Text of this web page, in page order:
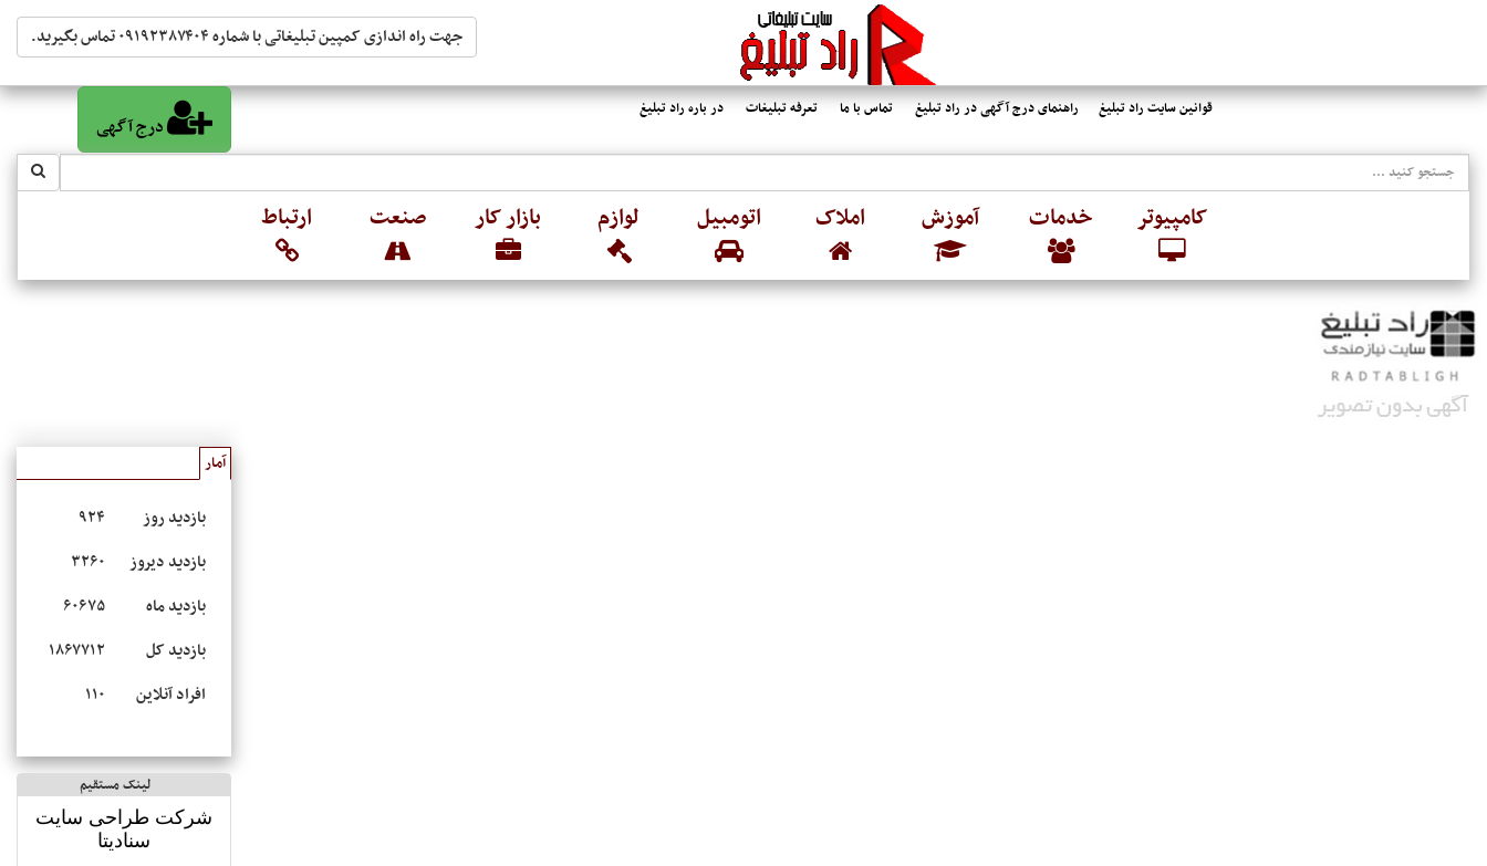
جهت راه اندازی کمپین تبلیغاتی با شماره ۰۹۱۹۲۳۸۷۴۰۴ تماس بگیرید.
درج آگهی
قوانین سایت راد تبلیغ راهنمای درج آگهی در راد تبلیغ تماس با ما تعرفه تبلیغات در باره راد تبلیغ
کامپیوتر خدمات آموزش املاک اتومبیل لوازم بازار کار صنعت ارتباط
آمار
بازدید روز
۹۲۴
بازدید دیروز
۳۲۶۰
بازدید ماه
۶۰۶۷۵
بازدید کل
۱۸۶۷۷۱۲
افراد آنلاین
۱۱۰
لینک مستقیم
شرکت طراحی سایت
سنادیتا